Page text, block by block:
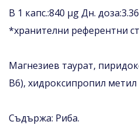
В 1 капс.:840 µg Дн.
*хранителни референтни
Магнезиев таурат,
В6), хидроксипропил метил
Съдържа: Риба.